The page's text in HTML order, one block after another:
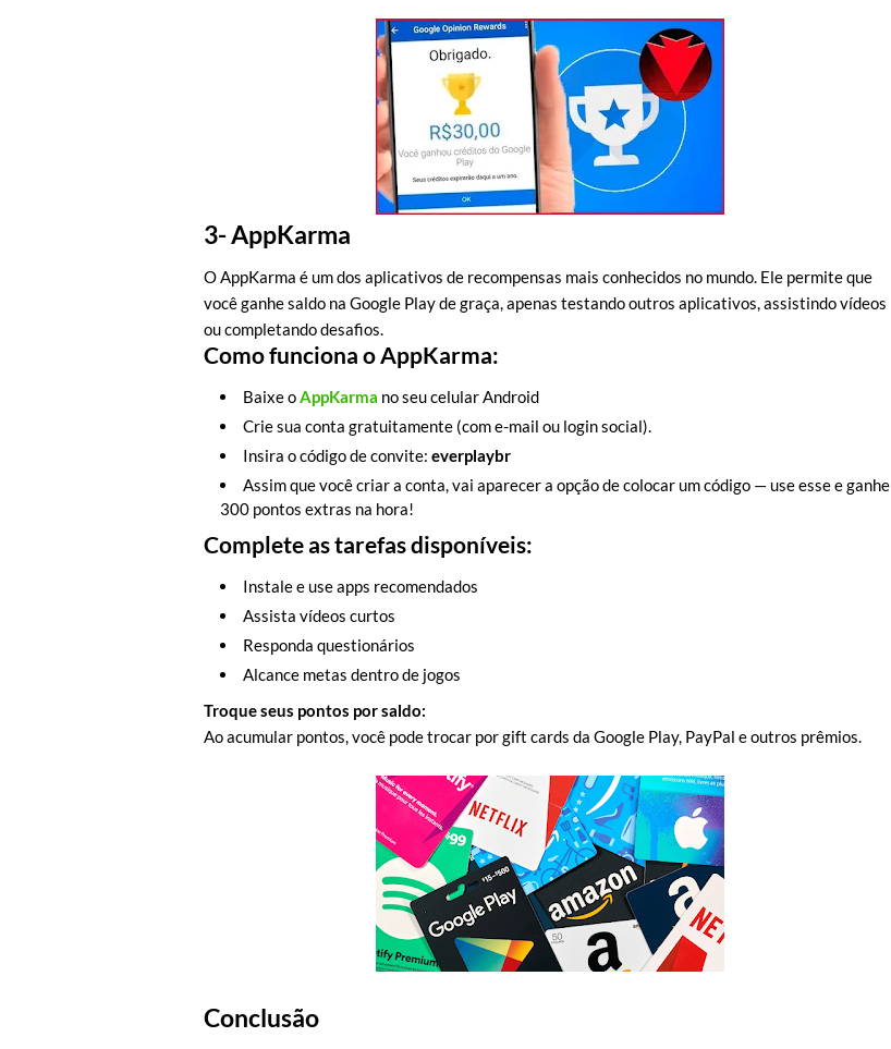
3-AppKarma
O AppKarma é um dos aplicativos de recompensas mais conhecidos no mundo. Ele permite que
você ganhe saldo na Google Play de graça, apenas testando outros aplicativos, assistindo vídeos
ou completando desafios.
Como funciona o AppKarma:
Baixe oAppKarma no seu celular Android
Crie sua conta gratuitamente (com e-mail ou login social).
Insira o código de convite: everplaybr
Assim que você criar a conta, vai aparecer a opção de colocar um código — use esse e ganhe
300 pontos extras na hora!
Complete as tarefas disponíveis:
Instale e use apps recomendados
Assista vídeos curtos
Responda questionários
Alcance metas dentro de jogos
Troque seus pontos por saldo:
Ao acumular pontos, você pode trocar por gift cards da Google Play, PayPal e outros prêmios.
Conclusão